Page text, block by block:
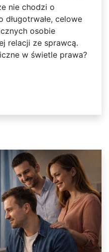
nie chodzi o
celowe
osobie
relacji ze sprawcą.
w świetle prawa?